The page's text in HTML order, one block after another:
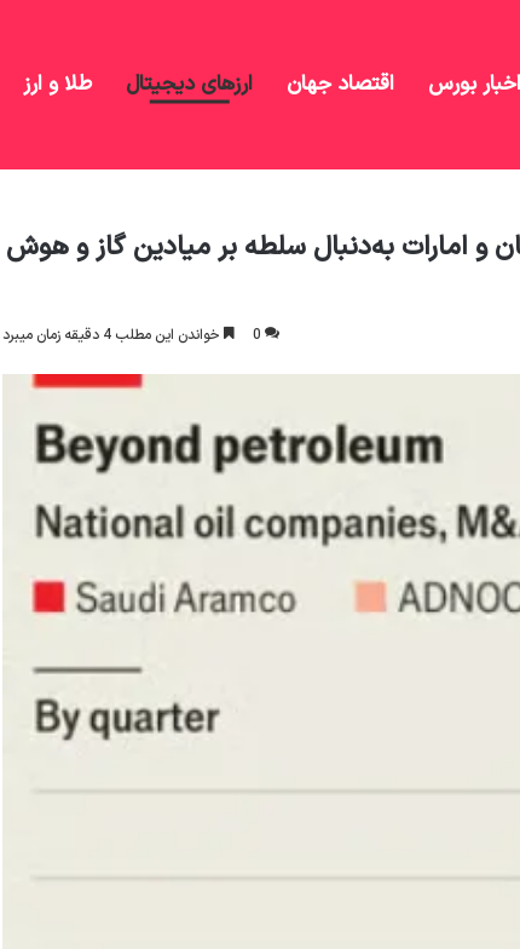
اخبار بورس اقتصاد جهان ارزهای دیجیتال طلا و ارز
و امارات به‌دنبال سلطه بر میادین گاز و هوش
0 خواندن این مطلب 4 دقیقه زمان میبرد